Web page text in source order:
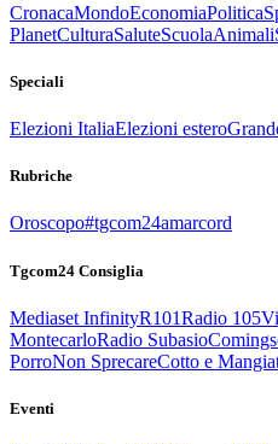
CronacaMondoEconomiaPolitica
PlanetCulturaSaluteScuolaAnimali
Speciali
Elezioni ItaliaElezioni estero
Rubriche
Oroscopo#tgcom24amarcord
Tgcom24 Consiglia
Mediaset InfinityR101Radio 105
MontecarloRadio Subasio
PorroNon SprecareCotto e
Eventi